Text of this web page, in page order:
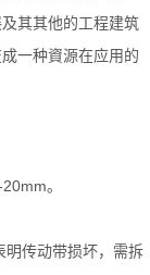
其其他的工程建筑
一种資源在应用的
。
明传动带损坏，需拆